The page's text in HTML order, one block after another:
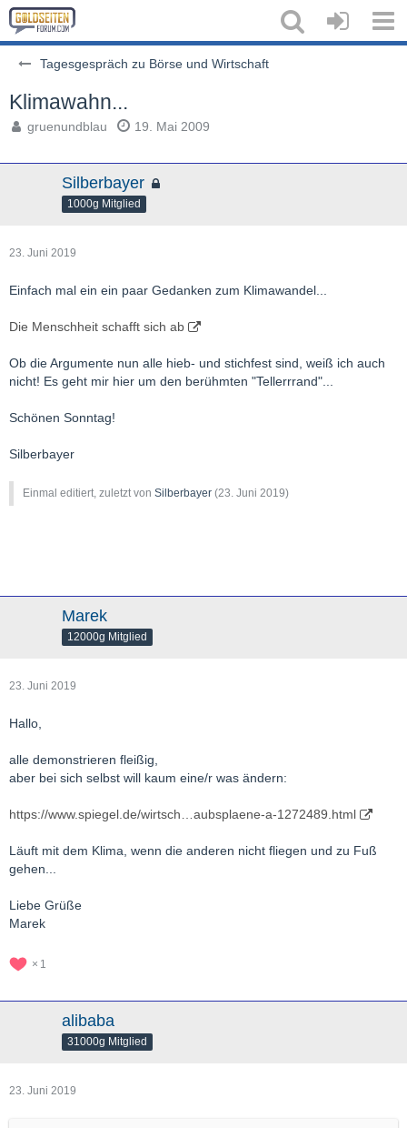
Tagesgespräch zu Börse und Wirtschaft
Klimawahn...
gruenundblau 19. Mai 2009
Silberbayer
1000g Mitglied
23. Juni 2019
Einfach mal ein ein paar Gedanken zum Klimawandel...
Die Menschheit schafft sich ab
Ob die Argumente nun alle hieb- und stichfest sind, weiß ich auch
nicht! Es geht mir hier um den berühmten "Tellerrrand"...
Schönen Sonntag!
Silberbayer
Einmal editiert, zuletzt von Silberbayer (23. Juni 2019)
Marek
12000g Mitglied
23. Juni 2019
Hallo,
alle demonstrieren fleißig,
aber bei sich selbst will kaum eine/r was ändern:
https://www.spiegel.de/wirtsch…aubsplaene-a-1272489.html
Läuft mit dem Klima, wenn die anderen nicht fliegen und zu Fuß
gehen...
Liebe Grüße
Marek
1
alibaba
31000g Mitglied
23. Juni 2019